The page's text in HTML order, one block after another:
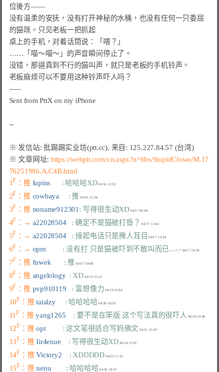
位後方——
没有温柔的安抚，没有打开神秘的水桶，也没有任何一只委屈
的猫咪。只见老板一把抓起
桌上的手机，对着话筒说：「喂？」
……「喵～喵～」的声音瞬间停止了。
没错，那逼真到不行的猫叫声，就只是老板的手机铃声。
老板麻烦可以不要用这种铃声吓人吗？
-----
Sent from PttX on my iPhone
※ 发信站: 批踢踢实业坊(ptt.cc), 来自: 125.227.84.57 (台湾)
※ 文章网址: https://webptt.com/cn.aspx?n=bbs/StupidClown/M.17
76251986.A.C4B.html
1F ：推 lupins : 哈哈哈XD
2F ：推 cowbaya : 推 04/16 21:28
3F ：推 noname912301 : 写得很生动XD 04/17 06:46
4F ：→ a22028504 : 确定不是猫被打昏？ 04/17 12:44
5F ：→ a22028504 : 接起电话只是掩人耳目 04/17 12:44
6F ：→ opm : 没有打 只是猫被吓到不敢叫而已...-.-
7F ：推 fuwek : 推 04/17 19:08
8F ：推 angelology : XD
9F ：推 pvp910119 : 富想像力
10F ：推 tatalzy : 哈哈哈哈 04/20 18:50
11F ：推 yang1265 : 要不是在笨版 这个写法真的很吓人
12F ：推 opt : 这文笔很适合写妈佛文 04/21 12:29
13F ：推 Iir4enue : 写得很生动XD
14F ：推 Victory2 : XDDDDD
15F ：推 nenu : 哈哈哈哈